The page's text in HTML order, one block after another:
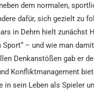
dem normalen,
dafür, sich gezielt zu
in Dehrn hielt zunächst
– und wie man
Denkanstößen gab er
Konfliktmanagement
sein Leben als Spieler